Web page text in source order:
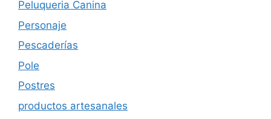
Peluqueria Canina
Personaje
Pescaderías
Pole
Postres
productos artesanales